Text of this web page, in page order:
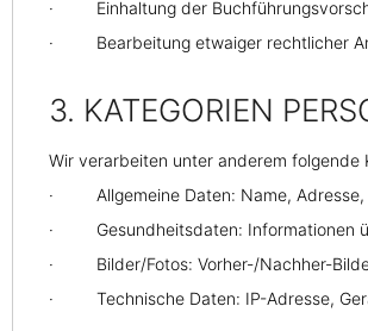
· Einhaltung der
· Bearbeitung etwaiger rechtlicher
3. KATEGORIEN
Wir verarbeiten unter anderem folgende
· Allgemeine Daten: Name, Adresse,
· Gesundheitsdaten: Informationen
· Bilder/Fotos: Vorher-/Nachher-Bilder
· Technische Daten: IP-Adresse,